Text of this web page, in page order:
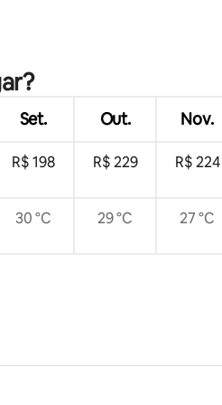
Set. Out. Nov.
R$ 198 R$ 229 R$ 224
30 °C 29 °C 27 °C